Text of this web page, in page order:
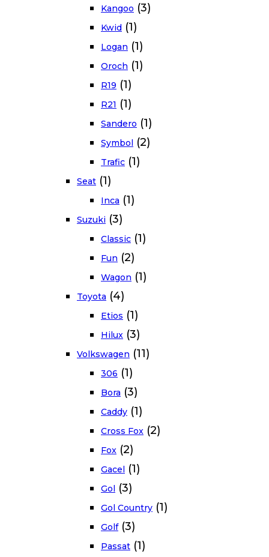
Kangoo (3)
Kwid (1)
Logan (1)
Oroch (1)
R19 (1)
R21 (1)
Sandero (1)
Symbol (2)
Trafic (1)
Seat (1)
Inca (1)
Suzuki (3)
Classic (1)
Fun (2)
Wagon (1)
Toyota (4)
Etios (1)
Hilux (3)
Volkswagen (11)
306 (1)
Bora (3)
Caddy (1)
Cross Fox (2)
Fox (2)
Gacel (1)
Gol (3)
Gol Country (1)
Golf (3)
Passat (1)